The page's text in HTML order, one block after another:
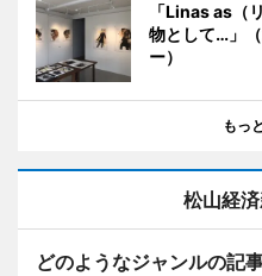
「Linas as
物として…」
ー）
もっ
松山経
どのようなジャンルの記